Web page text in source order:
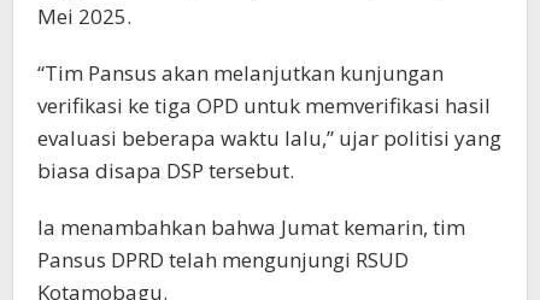
Mei 2025.
“Tim Pansus akan melanjutkan kunjungan
verifikasi ke tiga OPD untuk memverifikasi hasil
evaluasi beberapa waktu lalu,” ujar politisi yang
biasa disapa DSP tersebut.
Ia menambahkan bahwa Jumat kemarin, tim
Pansus DPRD telah mengunjungi RSUD
Kotamobagu.